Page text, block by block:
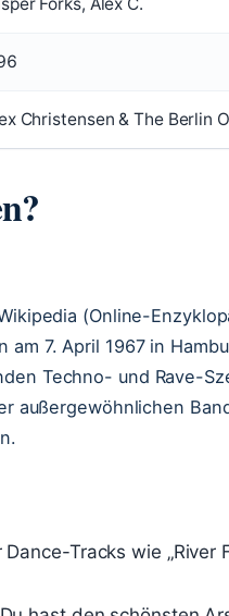
Christensen & The Berlin
(Online-
7. April 1967 in
Techno- und Rave-
außergewöhnlichen
Tracks wie „River